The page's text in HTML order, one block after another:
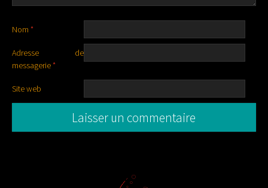
Nom *
Adresse de
messagerie*
Site web